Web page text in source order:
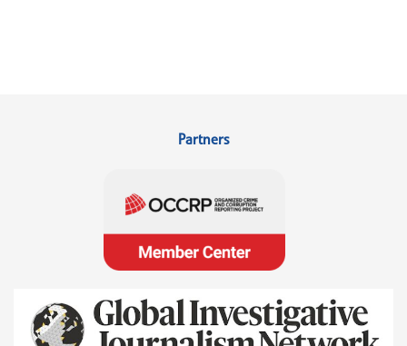
Partners